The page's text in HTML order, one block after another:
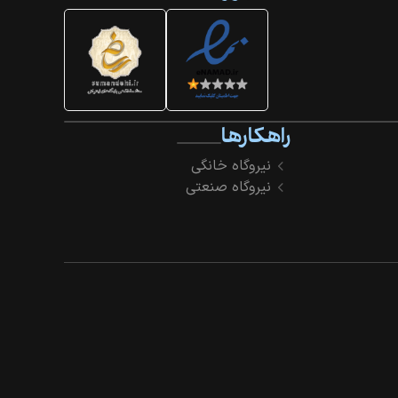
راهکارها
نیروگاه خانگی
نیروگاه صنعتی